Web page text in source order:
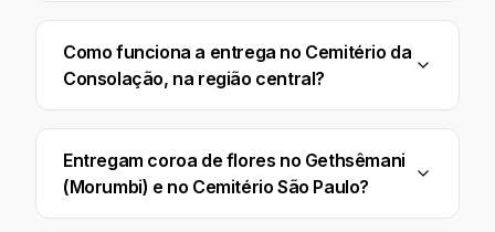
Como funciona a entrega no Cemitério da
Consolação, na região central?
Entregam coroa de flores no Gethsêmani
(Morumbi) e no Cemitério São Paulo?